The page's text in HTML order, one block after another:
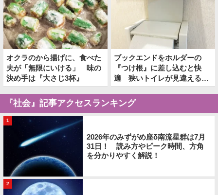
オクラのから揚げに、食べた
夫が「無限にいける」 味の
決め手は『大さじ3杯』
ブックエンドをホルダーの
『つけ根』に差し込むと快
適 狭いトイレが見違える裏
技とは
『社会』記事アクセスランキング
1
2026年のみずがめ座δ南流星群は7月
31日！ 読み方やピーク時間、方角
を分かりやすく解説！
2